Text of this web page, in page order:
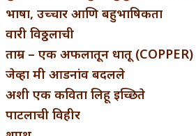
भाषा, उच्चार आणि बहुभाषिकता
वारी विठ्ठलाची
ताम्र – एक अफलातून धातू (COPPER)
जेव्हा मी आडनांव बदलले
अशी एक कविता लिहू इच्छिते
पाटलाची विहीर